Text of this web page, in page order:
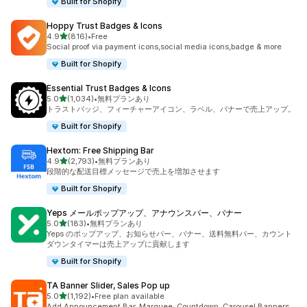
Hoppy Trust Badges & Icons
4.95つ星中
(816)
合計レビュー数：816件
•Free
Social proof via payment icons,social media icons,badge & more
Built for Shopify
Essential Trust Badges & Icons
5.05つ星中
(1,034)
合計レビュー数：1034件
•無料プランあり
トラストバッジ、フィーチャーアイコン、ラベル、バナーで売上アップ。
Built for Shopify
Hextom: Free Shipping Bar
4.95つ星中
(2,793)
合計レビュー数：2793件
•無料プランあり
段階的な配送目標メッセージで売上を増加させます
Built for Shopify
Yeps メールポップアップ、アナウンスバー、バナー
5.05つ星中
(183)
合計レビュー数：183件
•無料プランあり
Yeps のポップアップ、お知らせバー、バナー、送料無料バー、カウント
ダウンタイマーは売上アップに貢献します
Built for Shopify
TA Banner Slider, Sales Pop up
5.05つ星中
(1,192)
合計レビュー数：1192件
•Free plan available